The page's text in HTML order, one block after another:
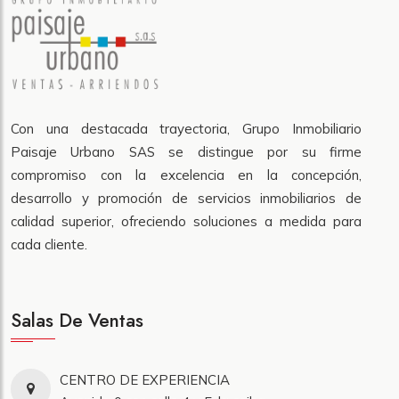
Con una destacada trayectoria, Grupo Inmobiliario
Paisaje Urbano SAS se distingue por su firme
compromiso con la excelencia en la concepción,
desarrollo y promoción de servicios inmobiliarios de
calidad superior, ofreciendo soluciones a medida para
cada cliente.
Salas De Ventas
CENTRO DE EXPERIENCIA